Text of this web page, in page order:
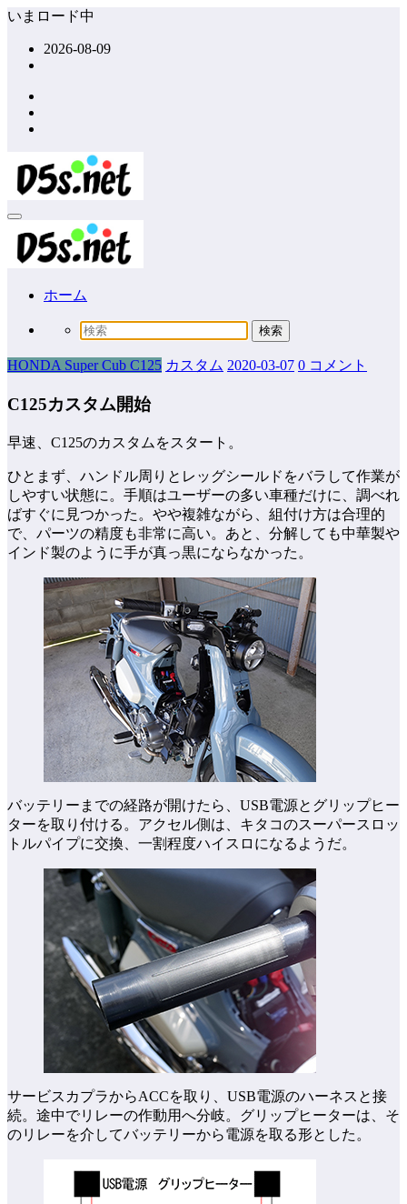
コ
ッ
プ
いまロード中
2026-08-09
ホーム
HONDA Super Cub C125 カスタム 2020-03-07 0 コメント
C125カスタム開始
早速、C125のカスタムをスタート。
ひとまず、ハンドル周りとレッグシールドをバラして作業が
しやすい状態に。手順はユーザーの多い車種だけに、調べれ
ばすぐに見つかった。やや複雑ながら、組付け方は合理的
で、パーツの精度も非常に高い。あと、分解しても中華製や
インド製のように手が真っ黒にならなかった。
バッテリーまでの経路が開けたら、USB電源とグリップヒー
ターを取り付ける。アクセル側は、キタコのスーパースロッ
トルパイプに交換、一割程度ハイスロになるようだ。
サービスカプラからACCを取り、USB電源のハーネスと接
続。途中でリレーの作動用へ分岐。グリップヒーターは、そ
のリレーを介してバッテリーから電源を取る形とした。